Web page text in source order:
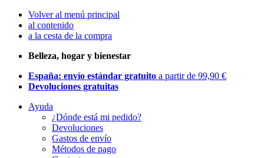
Volver al menú principal
al contenido
a la cesta de la compra
Belleza, hogar y bienestar
España: envío estándar gratuito a partir de 99,90 €
Devoluciones gratuitas
Ayuda
¿Dónde está mi pedido?
Devoluciones
Gastos de envío
Métodos de pago